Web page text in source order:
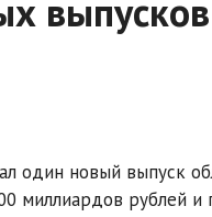
один новый выпуск
миллиардов рублей